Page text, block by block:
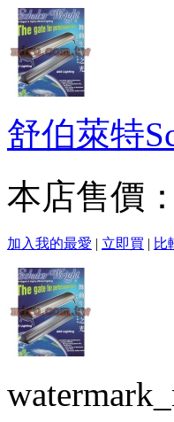
舒伯萊特
本店售價：
加入我的最愛 | 立即買 | 比